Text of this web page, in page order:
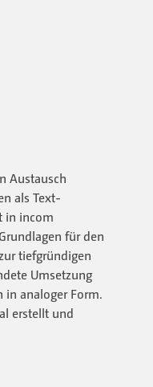
Austausch
als Text-
in incom
für den
tiefgründigen
Umsetzung
in analoger Form.
erstellt und